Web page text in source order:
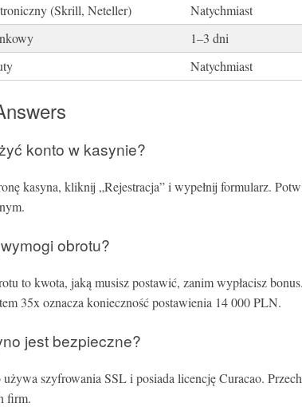
(Skrill, Neteller)
Natychmiast
1–3 dni
Natychmiast
konto w kasynie?
kasyna, kliknij „Rejestracja” i wypełnij formularz.
obrotu?
to kwota, jaką musisz postawić, zanim wypłacisz
35x oznacza konieczność postawienia 14 000 PLN.
jest bezpieczne?
szyfrowania SSL i posiada licencję Curacao.
firm.